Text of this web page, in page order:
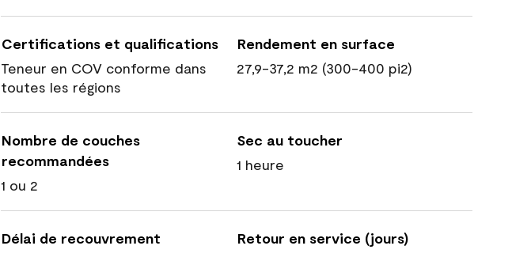
Certifications et qualifications
Teneur en COV conforme dans
toutes les régions
Rendement en surface
27,9-37,2 m2 (300-400 pi2)
Nombre de couches
recommandées
1 ou 2
Sec au toucher
1 heure
Délai de recouvrement
Retour en service (jours)